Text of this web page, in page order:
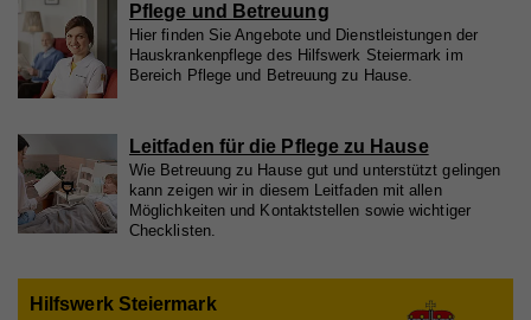
Pflege und Betreuung
Hier finden Sie Angebote und Dienstleistungen der
Hauskrankenpflege des Hilfswerk Steiermark im
Bereich Pflege und Betreuung zu Hause.
Leitfaden für die Pflege zu Hause
Wie Betreuung zu Hause gut und unterstützt gelingen
kann zeigen wir in diesem Leitfaden mit allen
Möglichkeiten und Kontaktstellen sowie wichtiger
Checklisten.
Hilfswerk Steiermark
Zweck
Wird von Google Analytics verwendet, um die
Anforderungsrate einzuschränken
Anbieter Whatchado
Laufzeit 1 Tag
Website nutzt, zu generieren.
Name _gid
Anbieter Google Analytics
Laufzeit
Zweck
Registriert eine eindeutige ID, die verwendet wird,
um statistische Daten dazu, wie der Besucher die
Website nutzt, zu generieren.